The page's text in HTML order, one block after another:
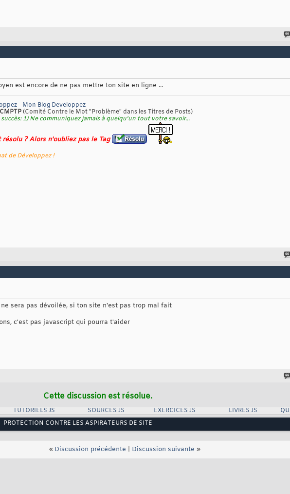
est encore de ne pas mettre ton site en ligne ...
- Mon Blog Developpez
(Comité Contre le Mot "Problème" dans les Titres de Posts)
1) Ne communiquez jamais à quelqu'un tout votre savoir...
résolu ? Alors n'oubliez pas le Tag
de Développez !
sera pas dévoilée, si ton site n'est pas trop mal fait
c'est pas javascript qui pourra t'aider
Cette discussion est résolue.
TUTORIELS JS SOURCES JS EXERCICES JS LIVRES JS
PROTECTION CONTRE LES ASPIRATEURS DE SITE
« Discussion précédente Discussion suivante »